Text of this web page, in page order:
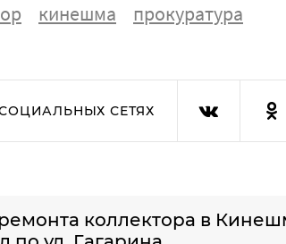
кинешма прокуратура
СЕТЯХ
коллектора в